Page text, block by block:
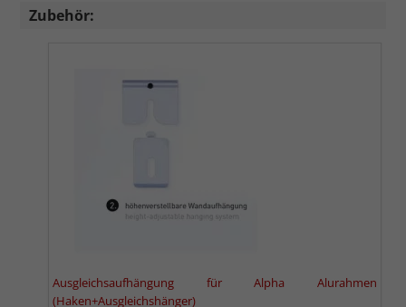
Zubehör:
Ausgleichsaufhängung für Alpha Alurahmen
(Haken+Ausgleichshänger)